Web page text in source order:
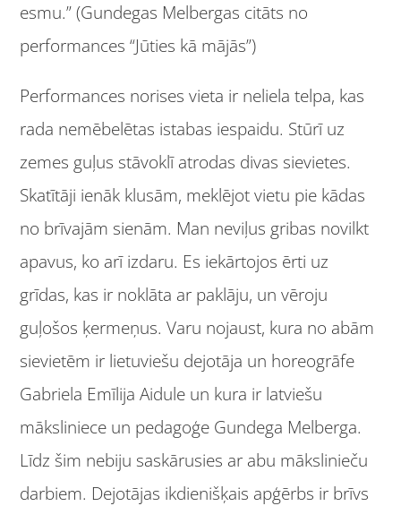
esmu.” (Gundegas Melbergas citāts no
performances “Jūties kā mājās”)
Performances norises vieta ir neliela telpa, kas
rada nemēbelētas istabas iespaidu. Stūrī uz
zemes guļus stāvoklī atrodas divas sievietes.
Skatītāji ienāk klusām, meklējot vietu pie kādas
no brīvajām sienām. Man neviļus gribas novilkt
apavus, ko arī izdaru. Es iekārtojos ērti uz
grīdas, kas ir noklāta ar paklāju, un vēroju
guļošos ķermeņus. Varu nojaust, kura no abām
sievietēm ir lietuviešu dejotāja un horeogrāfe
Gabriela Emīlija Aidule un kura ir latviešu
māksliniece un pedagoģe Gundega Melberga.
Līdz šim nebiju saskārusies ar abu mākslinieču
darbiem. Dejotājas ikdienišķais apģērbs ir brīvs